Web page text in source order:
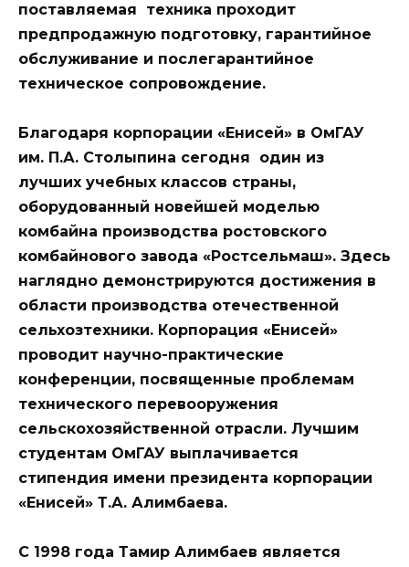
поставляемая техника проходит
предпродажную подготовку, гарантийное
обслуживание и послегарантийное
техническое сопровождение.
Благодаря корпорации «Енисей» в ОмГАУ
им. П.А. Столыпина сегодня один из
лучших учебных классов страны,
оборудованный новейшей моделью
комбайна производства ростовского
комбайнового завода «Ростсельмаш». Здесь
наглядно демонстрируются достижения в
области производства отечественной
сельхозтехники. Корпорация «Енисей»
проводит научно-практические
конференции, посвященные проблемам
технического перевооружения
сельскохозяйственной отрасли. Лучшим
студентам ОмГАУ выплачивается
стипендия имени президента корпорации
«Енисей» Т.А. Алимбаева.
С 1998 года Тамир Алимбаев является